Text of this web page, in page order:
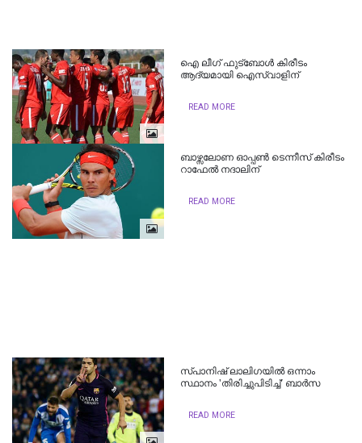
ഐ ലീഗ് ഫുട്ബോള്‍ കിരീടം
ആദ്യമായി ഐസ്‌വാളിന്
READ MORE
ബാഴ്സലോണ ഓപ്പണ്‍ ടെന്നീസ് കിരീടം
റാഫേല്‍ നദാലിന്
READ MORE
സ്പാനിഷ് ലാലിഗയിൽ ഒന്നാം
സ്ഥാനം 'തിരിച്ചുപിടിച്ച്' ബാർസ
READ MORE